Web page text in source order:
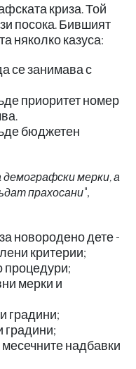
криза. Той
посока. Бившият
няколко казуса:
се занимава с
приоритет номер
бюджетен
демографски мерки, а
прахосани",
новородено дете -
критерии;
процедури;
мерки и
градини;
градини;
надбавки